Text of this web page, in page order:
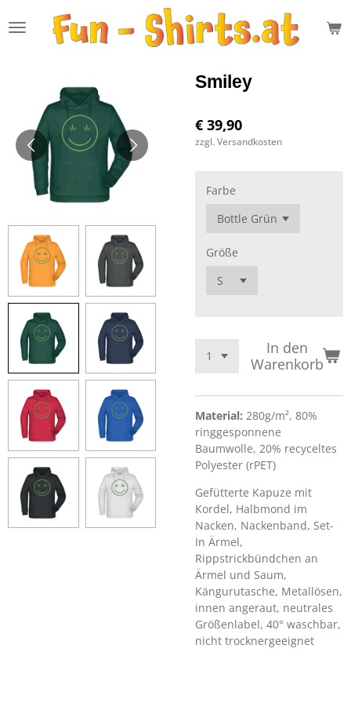
Hauptinhalt
Smiley
€ 39,90
zzgl. Versandkosten
Farbe
Größe
In den
Warenkorb
Material: 280g/m², 80%
ringgesponnene
Baumwolle, 20% recyceltes
Polyester (rPET)
Gefütterte Kapuze mit
Kordel, Halbmond im
Nacken, Nackenband, Set-
In Ärmel,
Rippstrickbündchen an
Ärmel und Saum,
Kängurutasche, Metallösen,
innen angeraut, neutrales
Größenlabel, 40° waschbar,
nicht trocknergeeignet